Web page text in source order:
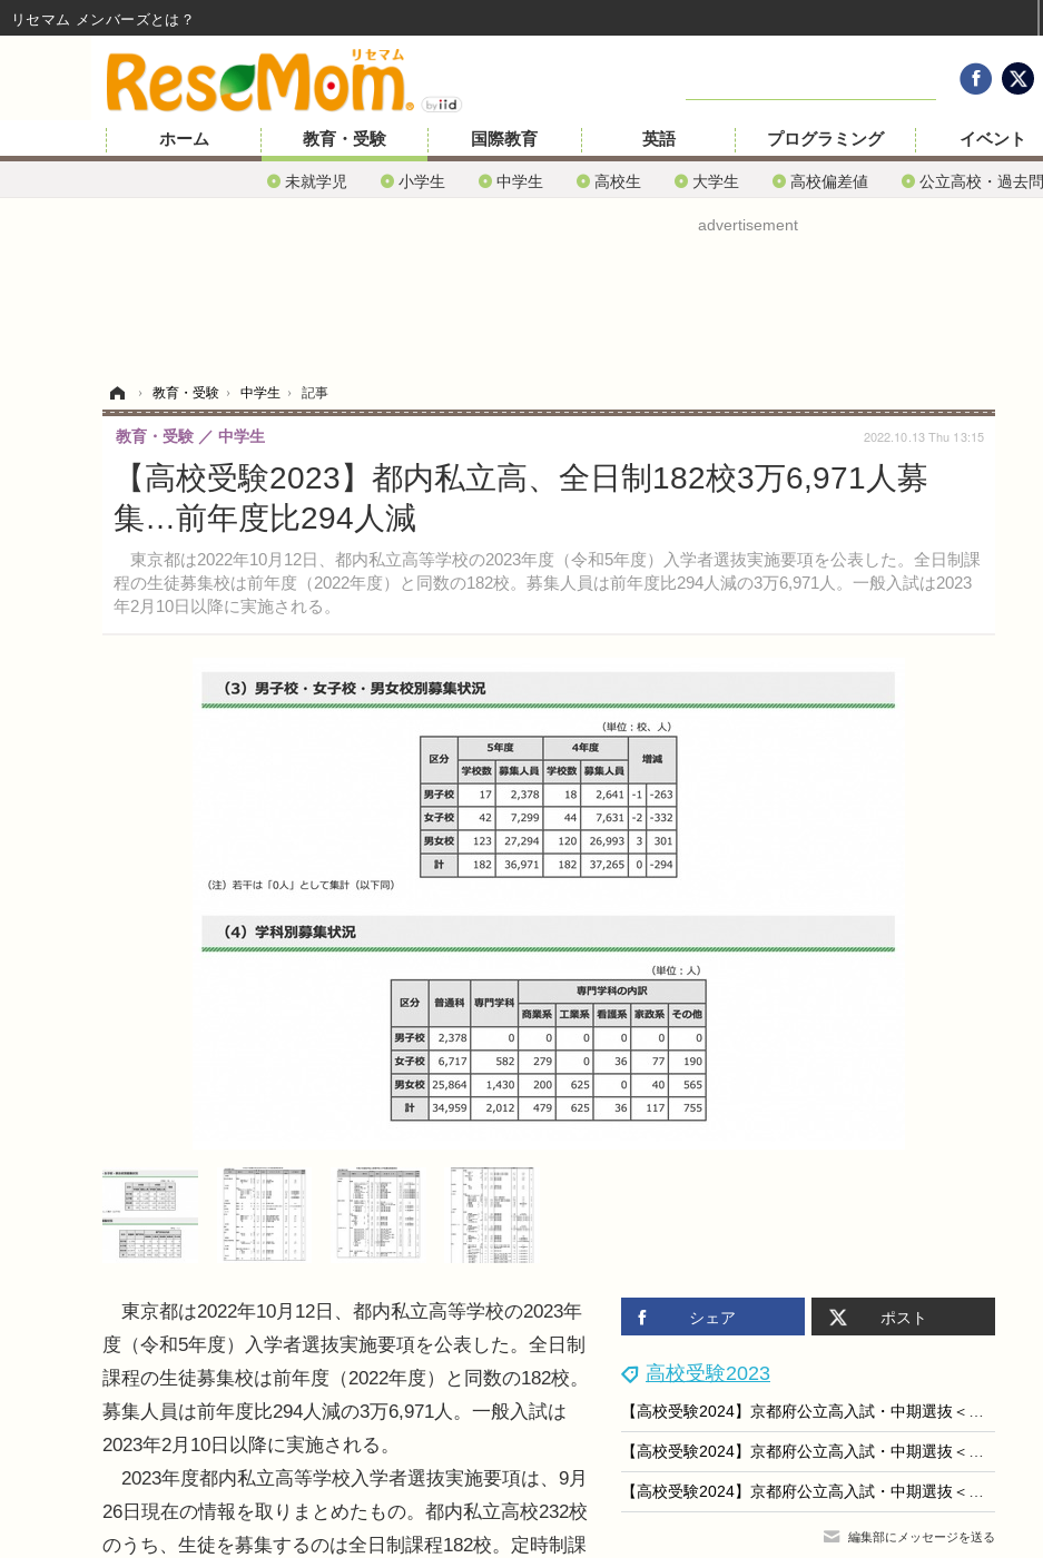
ホーム 教育・受験
未就学児 小学生 中学生 高校生 大学生 高校偏差値 公立高校・過去問
国際教育 英語 プログラミング イベント
advertisement
› 教育・受験 › 中学生 › 記事
【高校受験2023】都内私立高、全日制182校3万6,971人募
集…前年度比294人減
東京都は2022年10月12日、都内私立高等学校の2023年度（令和5年度）入学者選抜実施要項を公表した。全日制課
程の生徒募集校は前年度（2022年度）と同数の182校。募集人員は前年度比294人減の3万6,971人。一般入試は2023
年2月10日以降に実施される。
教育・受験 中学生 2022.10.13 Thu 13:15
シェア ポスト
高校受験2023
【高校受験2024】京都府公立高入試・中期選抜＜社会＞講評…難易度は例年通り
【高校受験2024】京都府公立高入試・中期選抜＜理科＞講評…難易度は易～標準
【高校受験2024】京都府公立高入試・中期選抜＜国語＞講評…難易度はやや易～標準
編集部にメッセージを送る
東京都は2022年10月12日、都内私立高等学校の2023年
度（令和5年度）入学者選抜実施要項を公表した。全日制
課程の生徒募集校は前年度（2022年度）と同数の182校。
募集人員は前年度比294人減の3万6,971人。一般入試は
2023年2月10日以降に実施される。
2023年度都内私立高等学校入学者選抜実施要項は、9月
26日現在の情報を取りまとめたもの。都内私立高校232校
のうち、生徒を募集するのは全日制課程182校。定時制課
リセマム メンバーズ